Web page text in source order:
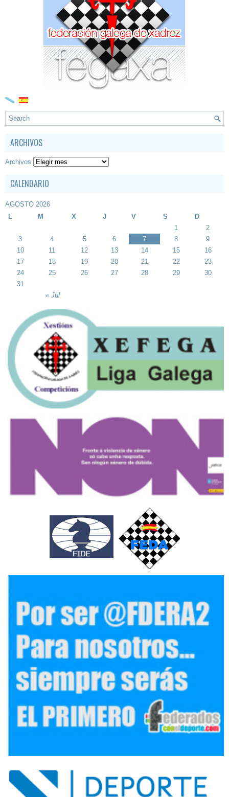
ARCHIVOS
Archivos
CALENDARIO
AGOSTO 2026
L
M X J V S D
« Jul
1
2
3
4 5 6 7 8
9
10
11 12 13 14 15
16
17
18 19 20 21 22
23
24
25 26 27 28 29
30
31